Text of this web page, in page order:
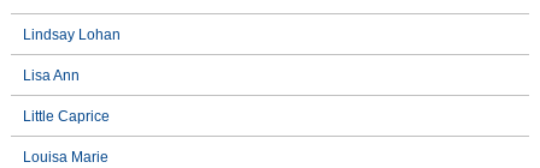
Lindsay Lohan
Lisa Ann
Little Caprice
Louisa Marie